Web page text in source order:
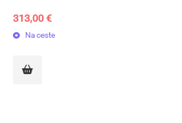
313,00 €
Na ceste